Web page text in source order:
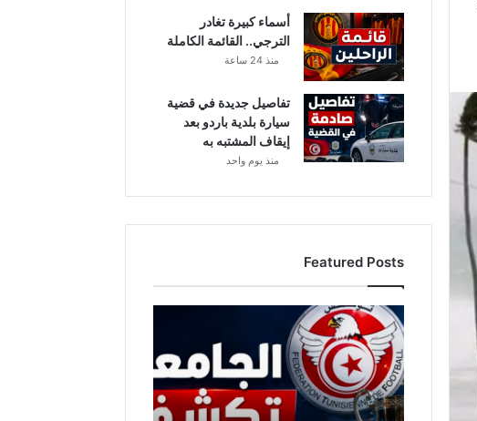
أسماء كبيرة تغادر
الترجي.. القائمة الكاملة
منذ 24 ساعة
تفاصيل جديدة في قضية
سيارة بلدية باردو بعد
إيقاف المشتبه به
منذ يوم واحد
Featured Posts
ر
ا
د
س
أ
م